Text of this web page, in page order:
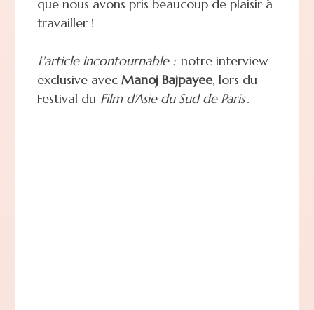
que nous avons pris beaucoup de plaisir à
travailler !
L'article incontournable : notre interview
exclusive avec Manoj Bajpayee, lors du
Festival du Film d'Asie du Sud de Paris.